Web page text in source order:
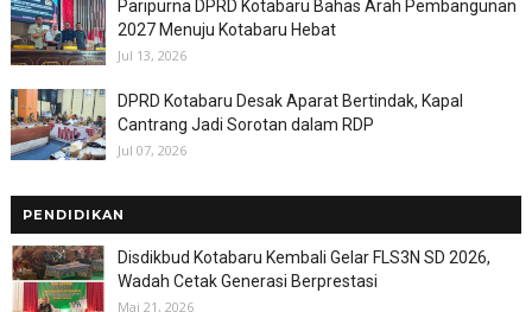
Paripurna DPRD Kotabaru Bahas Arah Pembangunan
2027 Menuju Kotabaru Hebat
Jul 13, 2026
DPRD Kotabaru Desak Aparat Bertindak, Kapal
Cantrang Jadi Sorotan dalam RDP
Jul 07, 2026
PENDIDIKAN
Disdikbud Kotabaru Kembali Gelar FLS3N SD 2026,
Wadah Cetak Generasi Berprestasi
Mai 21, 2026